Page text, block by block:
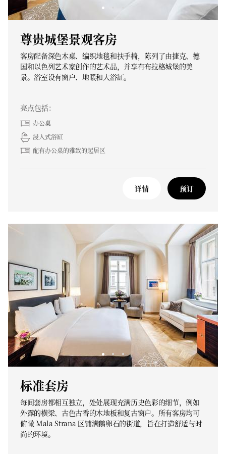
尊贵城堡景观客房
客房配备深色木桌、编织地毯和扶手椅，陈列了由捷克、德
国和以色列艺术家创作的艺术品，并享有布拉格城堡的美
景。浴室设有窗户、地暖和大浴缸。
亮点包括：
办公桌
浸入式浴缸
配有办公桌的雅致的起居区
详情 预订
标准套房
每间套房都相互独立，处处展现充满历史色彩的细节，例如
外露的横梁、古色古香的木地板和复古窗户。所有客房均可
俯瞰 Mala Strana 区铺满鹅卵石的街道，旨在打造舒适与时
尚的环境。